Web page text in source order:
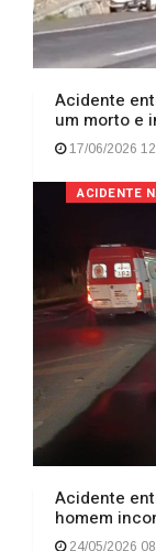
Acidente
um morto e
17/06/2026
ACIDENTE
Acidente
homem
24/05/2026